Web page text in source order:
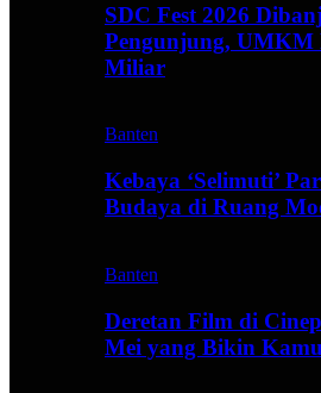
SDC Fest 2026
Pengunjung, UMKM
Miliar
Banten
Kebaya ‘Selimuti’
Budaya di Ruang
Banten
Deretan Film di
Mei yang Bikin